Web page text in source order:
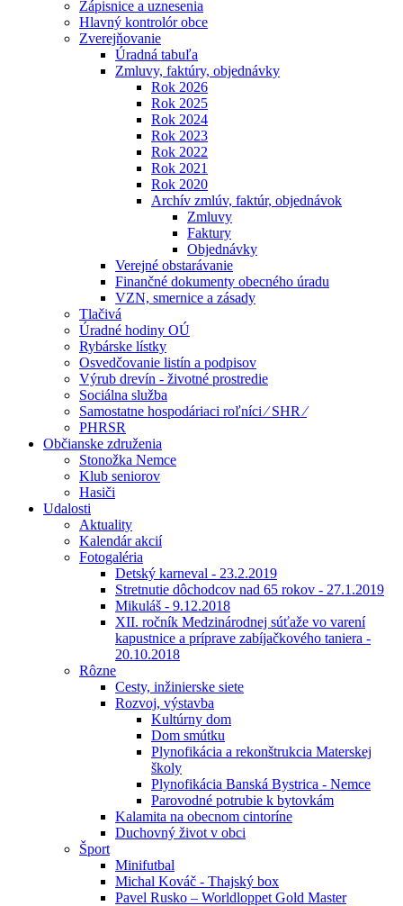
Zápisnice a uznesenia
Hlavný kontrolór obce
Zverejňovanie
Úradná tabuľa
Zmluvy, faktúry, objednávky
Rok 2026
Rok 2025
Rok 2024
Rok 2023
Rok 2022
Rok 2021
Rok 2020
Archív zmlúv, faktúr, objednávok
Zmluvy
Faktury
Objednávky
Verejné obstarávanie
Finančné dokumenty obecného úradu
VZN, smernice a zásady
Tlačivá
Úradné hodiny OÚ
Rybárske lístky
Osvedčovanie listín a podpisov
Výrub drevín - životné prostredie
Sociálna služba
Samostatne hospodáriaci roľníci ⁄ SHR ⁄
PHRSR
Občianske združenia
Stonožka Nemce
Klub seniorov
Hasiči
Udalosti
Aktuality
Kalendár akcií
Fotogaléria
Detský karneval - 23.2.2019
Stretnutie dôchodcov nad 65 rokov - 27.1.2019
Mikuláš - 9.12.2018
XII. ročník Medzinárodnej súťaže vo varení
kapustnice a príprave zabíjačkového taniera -
20.10.2018
Rôzne
Cesty, inžinierske siete
Rozvoj, výstavba
Kultúrny dom
Dom smútku
Plynofikácia a rekonštrukcia Materskej
školy
Plynofikácia Banská Bystrica - Nemce
Parovodné potrubie k bytovkám
Kalamita na obecnom cintoríne
Duchovný život v obci
Šport
Minifutbal
Michal Kováč - Thajský box
Pavel Rusko – Worldloppet Gold Master